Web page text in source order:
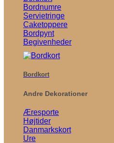
Bordnumre
Servietringe
Caketoppere
Bordpynt
Begivenheder
Bordkort
Andre Dekorationer
Æresporte
Højtider
Danmarkskort
Ure